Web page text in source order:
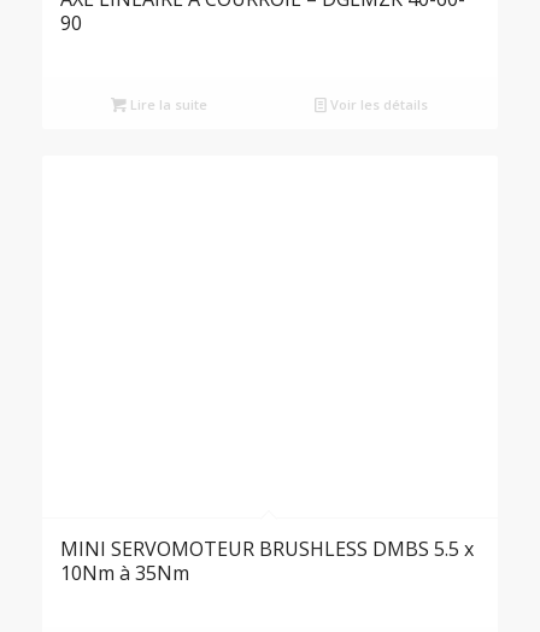
90
Lire la suite Voir les détails
MINI SERVOMOTEUR BRUSHLESS DMBS 5.5 x
10Nm à 35Nm